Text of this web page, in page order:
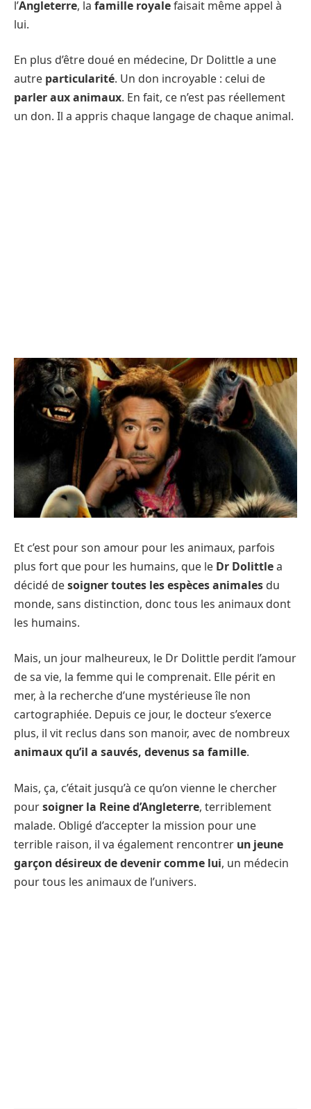
l’Angleterre, la famille royalefaisait même appel à
lui.
En plus d’être doué en médecine, Dr Dolittle a une
autre particularité. Un don incroyable : celui de
parler aux animaux. En fait, ce n’est pas réellement
un don. Il a appris chaque langage de chaque animal.
Et c’est pour son amour pour les animaux, parfois
plus fort que pour les humains, que le Dr Dolittlea
décidé desoigner toutes les espèces animales du
monde, sans distinction, donc tous les animaux dont
les humains.
Mais, un jour malheureux, le Dr Dolittle perdit l’amour
de sa vie, la femme qui le comprenait. Elle périt en
mer, à la recherche d’une mystérieuse île non
cartographiée. Depuis ce jour, le docteur s’exerce
plus, il vit reclus dans son manoir, avec de nombreux
animaux qu’il a sauvés, devenus sa famille.
Mais, ça, c’était jusqu’à ce qu’on vienne le chercher
poursoigner la Reine d’Angleterre, terriblement
malade. Obligé d’accepter la mission pour une
terrible raison, il va également rencontrer un jeune
garçon désireux de devenir comme lui, un médecin
pour tous les animaux de l’univers.